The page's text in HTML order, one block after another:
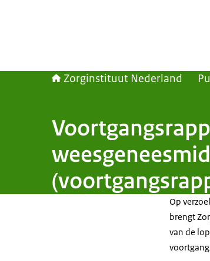
Zorginstituut Nederland
Op
brengt
van de